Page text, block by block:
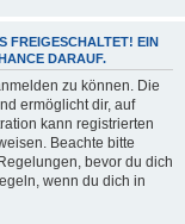
FREIGESCHALTET! EIN
DARAUF.
zu können. Die
ermöglicht dir, auf
kann registrierten
Beachte bitte
bevor du dich
wenn du dich in